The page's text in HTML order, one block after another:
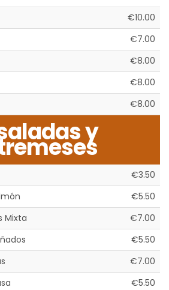
€10.00
€7.00
€8.00
€8.00
€8.00
y
€3.50
€5.50
Mixta
€7.00
€5.50
€7.00
€5.50